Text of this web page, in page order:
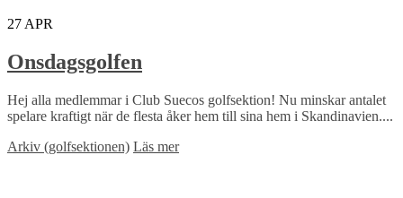
27 APR
Onsdagsgolfen
Hej alla medlemmar i Club Suecos golfsektion! Nu minskar antalet
spelare kraftigt när de flesta åker hem till sina hem i Skandinavien....
Arkiv (golfsektionen) Läs mer